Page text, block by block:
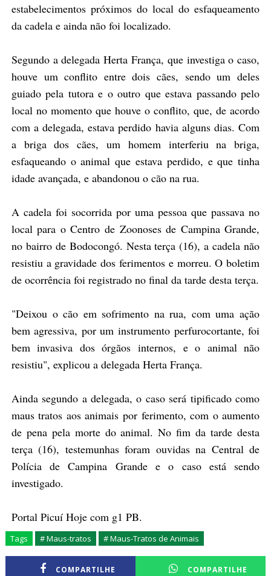
estabelecimentos próximos do local do esfaqueamento
da cadela e ainda não foi localizado.
Segundo a delegada Herta França, que investiga o caso,
houve um conflito entre dois cães, sendo um deles
guiado pela tutora e o outro que estava passando pelo
local no momento que houve o conflito, que, de acordo
com a delegada, estava perdido havia alguns dias. Com
a briga dos cães, um homem interferiu na briga,
esfaqueando o animal que estava perdido, e que tinha
idade avançada, e abandonou o cão na rua.
A cadela foi socorrida por uma pessoa que passava no
local para o Centro de Zoonoses de Campina Grande,
no bairro de Bodocongó. Nesta terça (16), a cadela não
resistiu a gravidade dos ferimentos e morreu. O boletim
de ocorrência foi registrado no final da tarde desta terça.
"Deixou o cão em sofrimento na rua, com uma ação
bem agressiva, por um instrumento perfurocortante, foi
bem invasiva dos órgãos internos, e o animal não
resistiu", explicou a delegada Herta França.
Ainda segundo a delegada, o caso será tipificado como
maus tratos aos animais por ferimento, com o aumento
de pena pela morte do animal. No fim da tarde desta
terça (16), testemunhas foram ouvidas na Central de
Polícia de Campina Grande e o caso está sendo
investigado.
Portal Picuí Hoje com g1 PB.
Tags # Maus-tratos # Maus-Tratos de Animais
COMPARTILHE COMPARTILHE